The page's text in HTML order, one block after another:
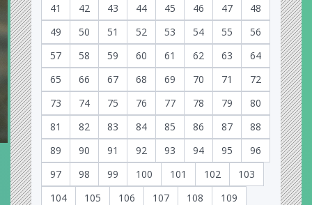
41
42 43 44 45 46 47
48
49
50 51 52 53 54 55
56
57
58 59 60 61 62 63
64
65
66 67 68 69 70 71
72
73
74 75 76 77 78 79
80
81
82 83 84 85 86 87
88
89
90 91 92 93 94 95
96
97
98 99 100 101 102
103
104
105 106 107 108
109